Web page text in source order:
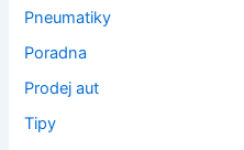
Pneumatiky
Poradna
Prodej aut
Tipy